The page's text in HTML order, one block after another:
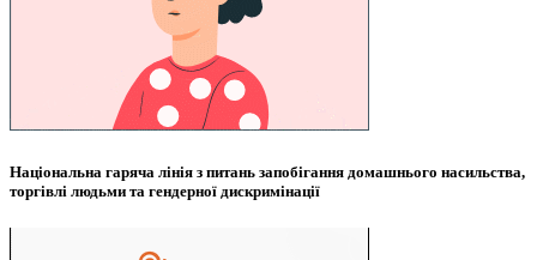
Національна гаряча лінія з питань запобігання домашнього насильства,
торгівлі людьми та гендерної дискримінації